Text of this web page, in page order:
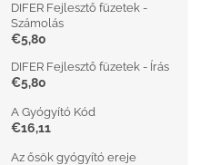
DIFER Fejlesztő füzetek -
Számolás
€5,80
DIFER Fejlesztő füzetek - Írás
€5,80
A Gyógyító Kód
€16,11
Az ősök gyógyító ereje